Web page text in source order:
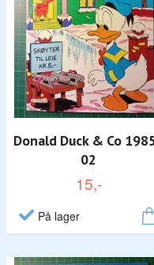
Donald Duck & Co
02
15,-
På lager